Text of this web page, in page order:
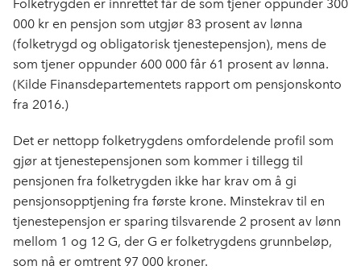
Folketrygden er innrettet får de som tjener oppunder 300
000 kr en pensjon som utgjør 83 prosent av lønna
(folketrygd og obligatorisk tjenestepensjon), mens de
som tjener oppunder 600 000 får 61 prosent av lønna.
(Kilde Finansdepartementets rapport om pensjonskonto
fra 2016.)
Det er nettopp folketrygdens omfordelende profil som
gjør at tjenestepensjonen som kommer i tillegg til
pensjonen fra folketrygden ikke har krav om å gi
pensjonsopptjening fra første krone. Minstekrav til en
tjenestepensjon er sparing tilsvarende 2 prosent av lønn
mellom 1 og 12 G, der G er folketrygdens grunnbeløp,
som nå er omtrent 97 000 kroner.